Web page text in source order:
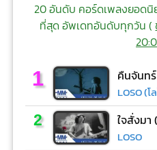
20 อันดับ คอร์ดเพลงยอดนิ
ที่สุด อัพเดทอันดับทุกวัน (
1 คืนจันทร์
LOSO (โ
2 ใจสั่งมา
LOSO